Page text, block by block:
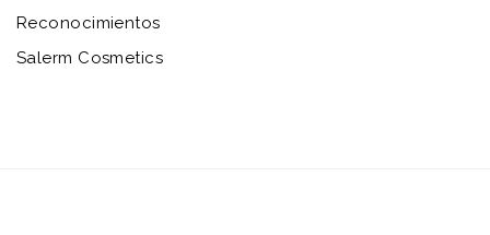
Reconocimientos
Salerm Cosmetics